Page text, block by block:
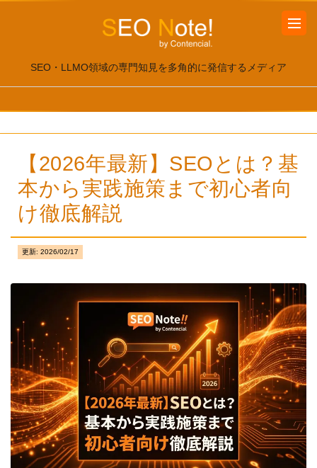
SEO・LLMO領域の専門知見を多角的に発信するメディア
【2026年最新】SEOとは？基
本から実践施策まで初心者向
け徹底解説
更新: 2026/02/17